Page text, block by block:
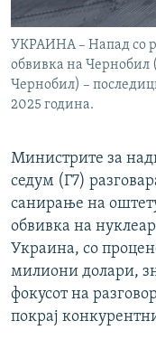
УКРАИНА – Напад со
обвивка на Чернобил
Чернобил) –
2025 година.
Министрите за
седум (Г7)
санирање на
обвивка на
Украина, со
милиони долари,
фокусот на
покрај